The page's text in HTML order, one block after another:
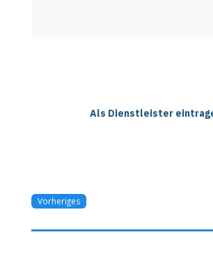
Als Dienstleister
Vorheriges